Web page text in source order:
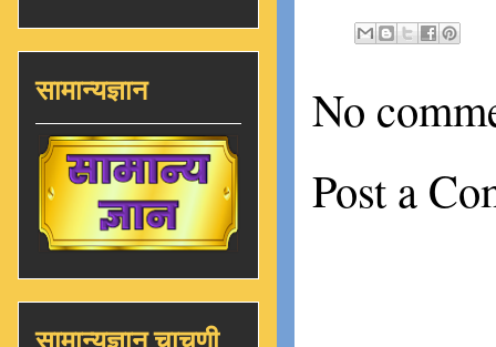
No
Post a
सामान्यज्ञान